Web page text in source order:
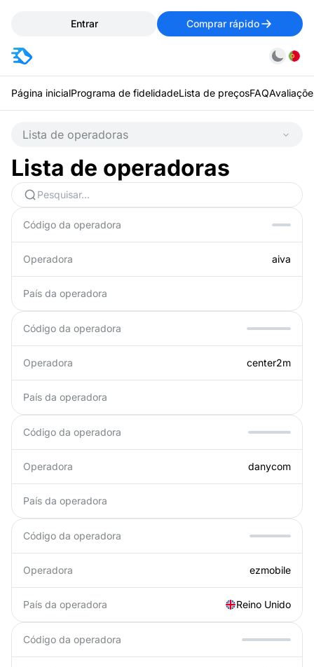
Entrar Comprar rápido
Página inicialPrograma de fidelidadeLista de preçosFAQ
Lista de operadoras
Lista de operadoras
Código da operadora
Operadora aiva
País da operadora
Código da operadora
Operadora center2m
País da operadora
Código da operadora
Operadora danycom
País da operadora
Código da operadora
Operadora ezmobile
País da operadora Reino Unido
Código da operadora